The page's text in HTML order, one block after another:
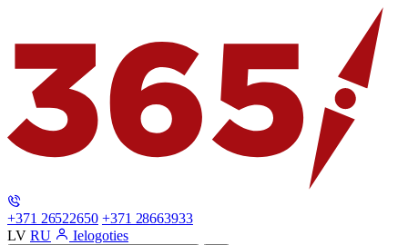
+371 26522650 +371 28663933
LV RU Ielogoties